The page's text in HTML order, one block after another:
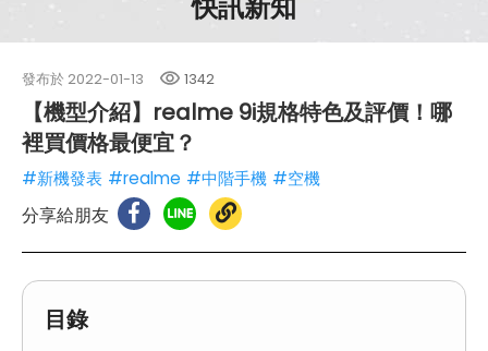
發布於 2022-01-13 1342
【機型介紹】realme 9i規格特色及評價！哪
裡買價格最便宜？
#新機發表 #realme #中階手機 #空機
分享給朋友
目錄